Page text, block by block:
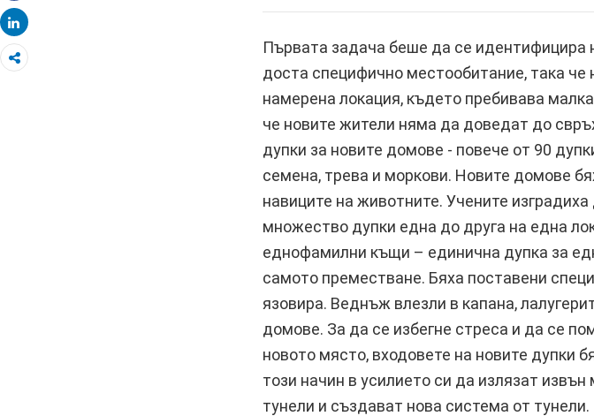
Share
Първата задача беше да се идентифицира
доста специфично местообитание, така
намерена локация, където пребивава
че новите жители няма да доведат до
дупки за новите домове - повече от 90
семена, трева и моркови. Новите домове
навиците на животните. Учените
множество дупки една до друга на една
еднофамилни къщи – единична дупка за
самото преместване. Бяха поставени
язовира. Веднъж влезли в капана,
домове. За да се избегне стреса и да се
новото място, входовете на новите дупки
този начин в усилието си да излязат
тунели и създават нова система от тунели.